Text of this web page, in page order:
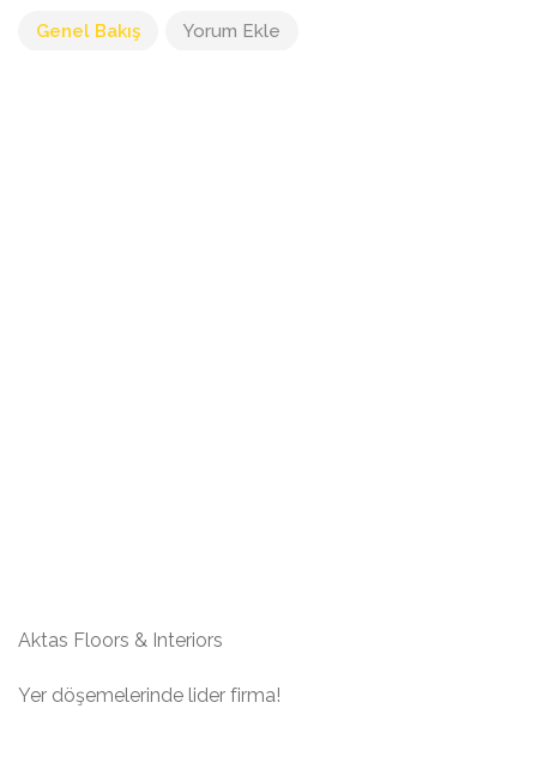
Genel Bakış Yorum Ekle
Aktas Floors & Interiors
Yer döşemelerinde lider firma!